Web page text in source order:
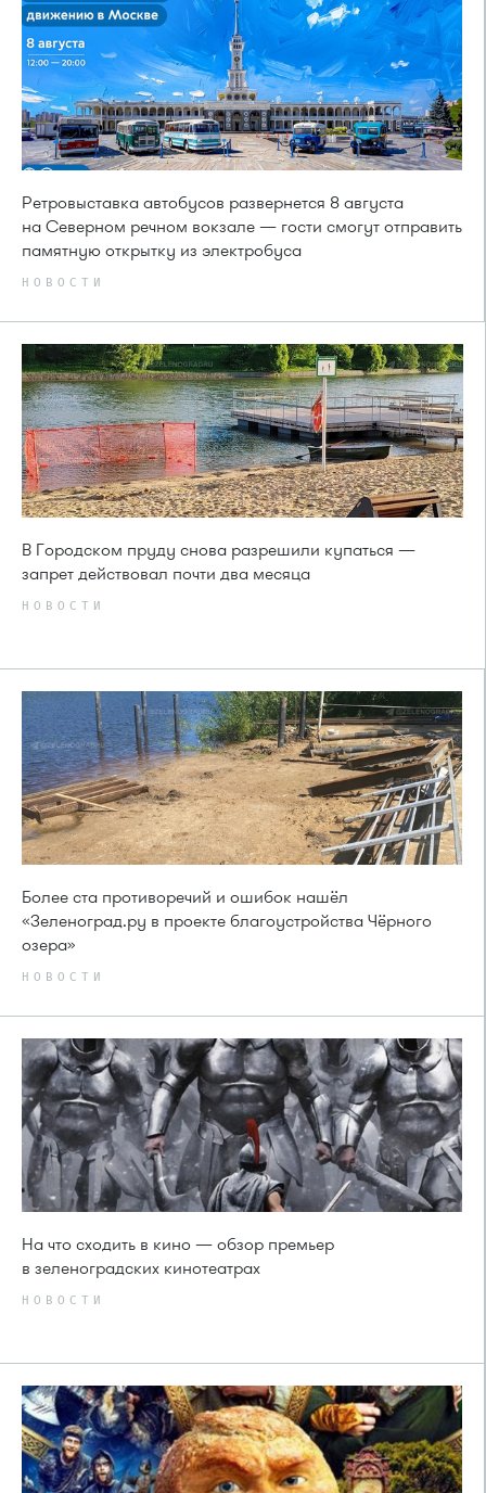
Ретровыставка автобусов развернется 8 августа
на Северном речном вокзале — гости смогут отправить
памятную открытку из электробуса
НОВОСТИ
В Городском пруду снова разрешили купаться —
запрет действовал почти два месяца
НОВОСТИ
Более ста противоречий и ошибок нашёл
«Зеленоград.ру в проекте благоустройства Чёрного
озера»
НОВОСТИ
На что сходить в кино — обзор премьер
в зеленоградских кинотеатрах
НОВОСТИ